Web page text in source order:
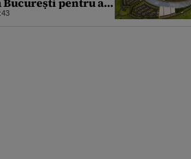
proiectul SMR